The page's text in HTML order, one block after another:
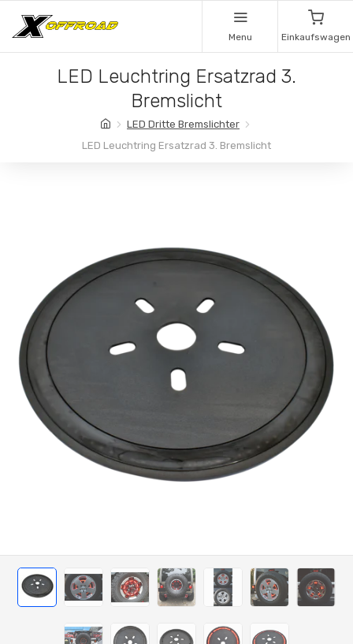
Menu Einkaufswagen
LED Leuchtring Ersatzrad 3.
Bremslicht
LED Dritte Bremslichter
LED Leuchtring Ersatzrad 3. Bremslicht